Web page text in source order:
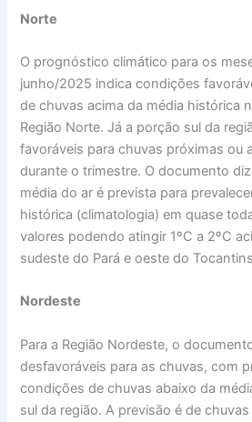
Norte
O prognóstico climático para os
junho/2025 indica condições
de chuvas acima da média histórica
Região Norte. Já a porção sul da
favoráveis para chuvas próximas ou
durante o trimestre. O documento
média do ar é prevista para
histórica (climatologia) em quase
valores podendo atingir 1ºC a 2ºC
sudeste do Pará e oeste do
Nordeste
Para a Região Nordeste, o
desfavoráveis para as chuvas, com
condições de chuvas abaixo da
sul da região. A previsão é de